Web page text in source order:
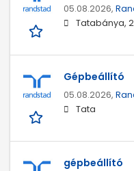
05.08.2026,
Tatabánya,
Gépbeállító
05.08.2026,
Tata
gépbeállító